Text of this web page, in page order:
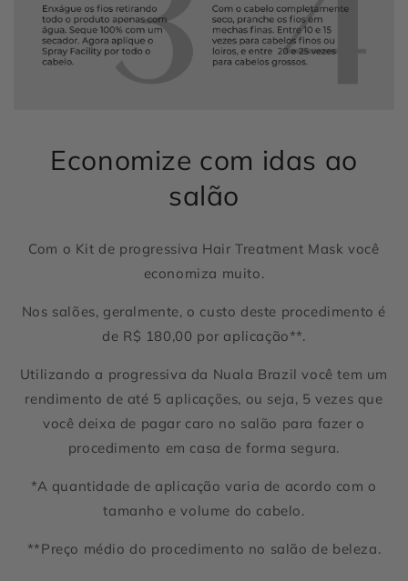
Economize com idas ao
salão
Com o Kit de progressiva Hair Treatment Mask você
economiza muito.
Nos salões, geralmente, o custo deste procedimento é
de R$ 180,00 por aplicação**.
Utilizando a progressiva da Nuala Brazil você tem um
rendimento de até 5 aplicações, ou seja, 5 vezes que
você deixa de pagar caro no salão para fazer o
procedimento em casa de forma segura.
*A quantidade de aplicação varia de acordo com o
tamanho e volume do cabelo.
**Preço médio do procedimento no salão de beleza.